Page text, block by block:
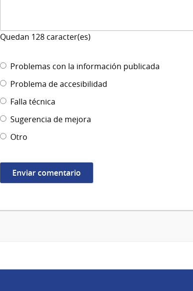
Quedan 128 caracter(es)
Problemas con la información publicada
Problema de accesibilidad
Falla técnica
Sugerencia de mejora
Otro